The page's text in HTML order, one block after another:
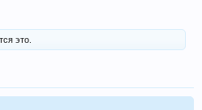
это.